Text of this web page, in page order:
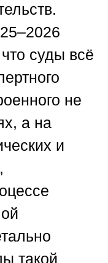
суды всё
не
а на
и
такой